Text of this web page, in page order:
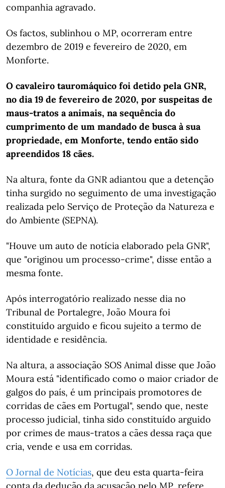
companhia agravado.
Os factos, sublinhou o MP, ocorreram entre
dezembro de 2019 e fevereiro de 2020, em
Monforte.
O cavaleiro tauromáquico foi detido pela GNR,
no dia 19 de fevereiro de 2020, por suspeitas de
maus-tratos a animais, na sequência do
cumprimento de um mandado de busca à sua
propriedade, em Monforte, tendo então sido
apreendidos 18 cães.
Na altura, fonte da GNR adiantou que a detenção
tinha surgido no seguimento de uma investigação
realizada pelo Serviço de Proteção da Natureza e
do Ambiente (SEPNA).
"Houve um auto de notícia elaborado pela GNR",
que "originou um processo-crime", disse então a
mesma fonte.
Após interrogatório realizado nesse dia no
Tribunal de Portalegre, João Moura foi
constituído arguido e ficou sujeito a termo de
identidade e residência.
Na altura, a associação SOS Animal disse que João
Moura está "identificado como o maior criador de
galgos do país, é um principais promotores de
corridas de cães em Portugal", sendo que, neste
processo judicial, tinha sido constituído arguido
por crimes de maus-tratos a cães dessa raça que
cria, vende e usa em corridas.
O Jornal de Notícias, que deu esta quarta-feira